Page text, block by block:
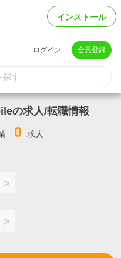
インストール
ログイン 会員登録
探す
の求人/転職情報
0 求人
>
>